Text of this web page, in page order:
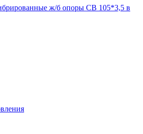
ж/б опоры CВ 105*3,5 в